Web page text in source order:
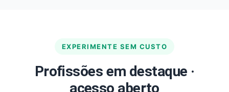
EXPERIMENTE SEM CUSTO
Profissões em destaque ·
acesso aberto